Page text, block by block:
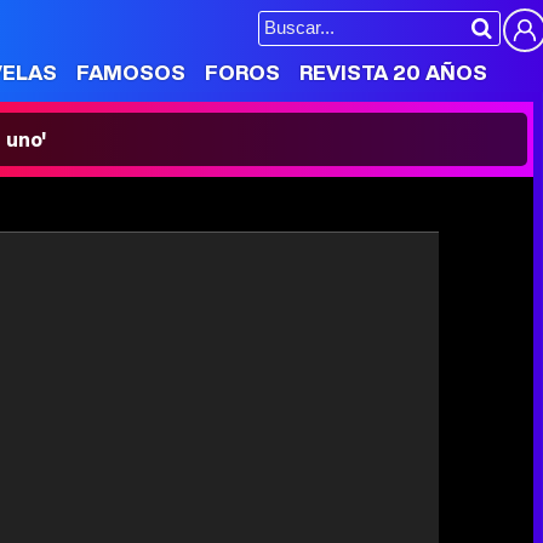
FAMOSOS FOROS REVISTA 20 AÑOS